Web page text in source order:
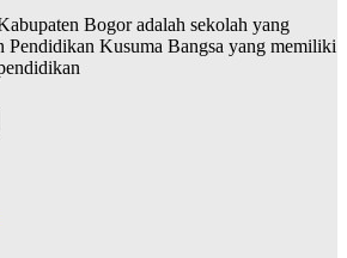
Bogor adalah sekolah yang
Pendidikan Kusuma Bangsa yang memiliki